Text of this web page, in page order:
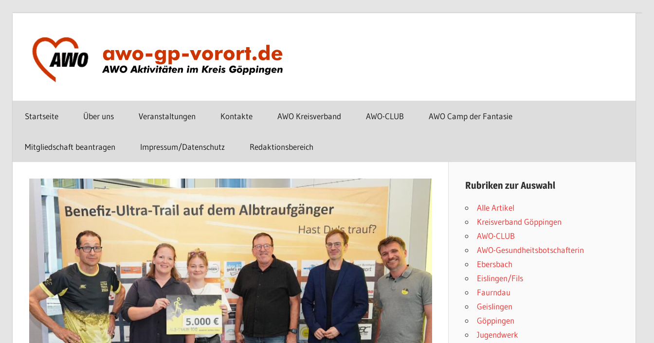
springen
vorort.de
vor
Ort
Kreis
Startseite Über uns Veranstaltungen Kontakte AWO Kreisverband AWO-CLUB AWO Camp der Fantasie
Mitgliedschaft beantragen Impressum/Datenschutz Redaktionsbereich
Rubriken zur Auswahl
Alle Artikel
Kreisverband Göppingen
AWO-CLUB
AWO-Gesundheitsbotschafterin
Ebersbach
Eislingen/Fils
Faurndau
Geislingen
Göppingen
Jugendwerk